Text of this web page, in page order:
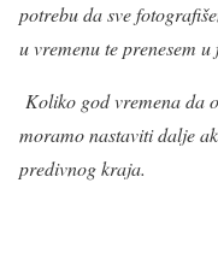
potrebu da sve
u vremenu te prenesem
Koliko god vremena da
moramo nastaviti dalje
predivnog kraja.